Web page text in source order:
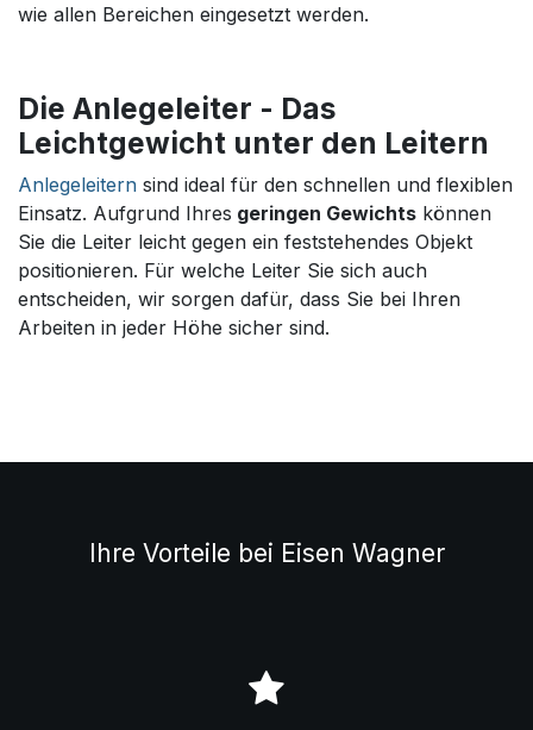
wie allen Bereichen eingesetzt werden.
Die Anlegeleiter - Das
Leichtgewicht unter den Leitern
Anlegeleitern sind ideal für den schnellen und flexiblen
Einsatz. Aufgrund Ihres geringen Gewichts können
Sie die Leiter leicht gegen ein feststehendes Objekt
positionieren. Für welche Leiter Sie sich auch
entscheiden, wir sorgen dafür, dass Sie bei Ihren
Arbeiten in jeder Höhe sicher sind.
Ihre Vorteile bei Eisen Wagner